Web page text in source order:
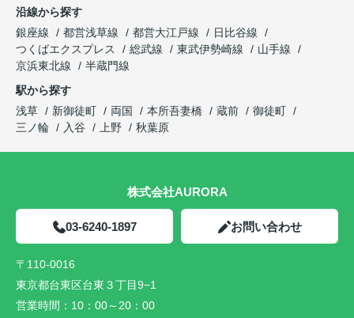
沿線から探す
銀座線
都営浅草線 都営大江戸線
日比谷線
つくばエクスプレス
総武線 東武伊勢崎線
山手線
京浜東北線
半蔵門線
駅から探す
浅草
新御徒町 両国 本所吾妻橋 蔵前
御徒町
三ノ輪
入谷 上野 秋葉原
株式会社AURORA
03-6240-1897 お問い合わせ
〒110-0016
東京都台東区台東３丁目9−1
営業時間： 10：00～20：00